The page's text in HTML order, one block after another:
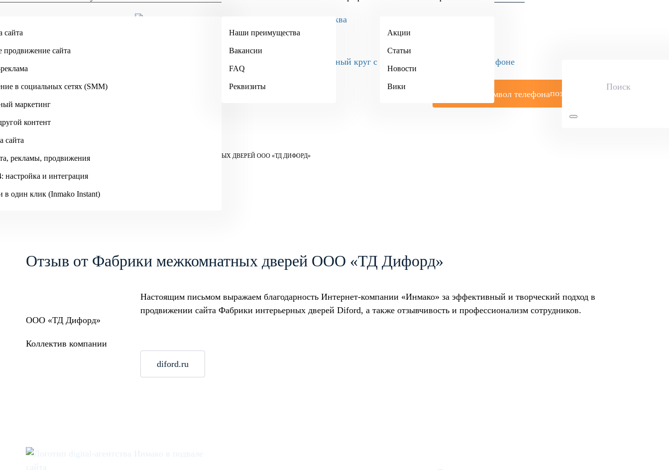
Москва
+7 (495) 984-34-90
сайта
продвижение сайта
в социальных сетях (SMM)
маркетинг
контент
сайта
рекламы, продвижения
настройка и интеграция
в один клик (Inmako Instant)
Наши преимущества
Вакансии
FAQ
Реквизиты
Акции
Статьи
Новости
Вики
позвоните мне
ИНМАКО ОТЗЫВЫ ОТЗЫВ ОТ ФАБРИКИ МЕЖКОМНАТНЫХ ДВЕРЕЙ ООО «ТД ДИФОРД»
Отзыв от Фабрики межкомнатных дверей ООО «ТД Дифорд»
ООО «ТД Дифорд»
Коллектив компании
Настоящим письмом выражаем благодарность Интернет-компании «Инмако» за эффективный и творческий подход в
продвижении сайта Фабрики интерьерных дверей Diford, а также отзывчивость и профессионализм сотрудников.
diford.ru